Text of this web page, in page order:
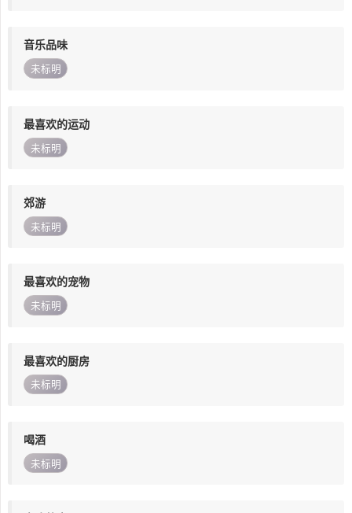
音乐品味
未标明
最喜欢的运动
未标明
郊游
未标明
最喜欢的宠物
未标明
最喜欢的厨房
未标明
喝酒
未标明